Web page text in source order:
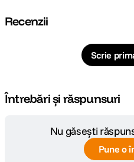
Recenzii
Scrie
Întrebări și răspunsuri
Nu găsești
Pune o